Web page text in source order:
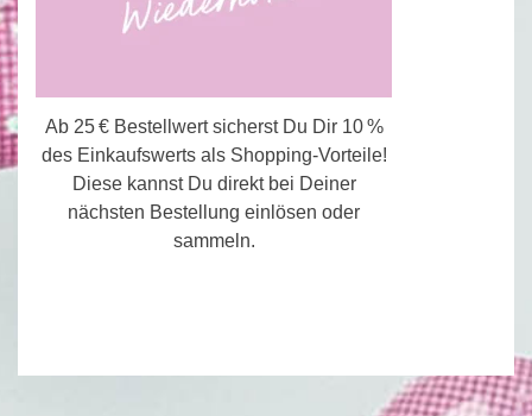
Ab 25 € Bestellwert sicherst Du Dir 10 %
des Einkaufswerts als Shopping-Vorteile!
Diese kannst Du direkt bei Deiner
nächsten Bestellung einlösen oder
sammeln.